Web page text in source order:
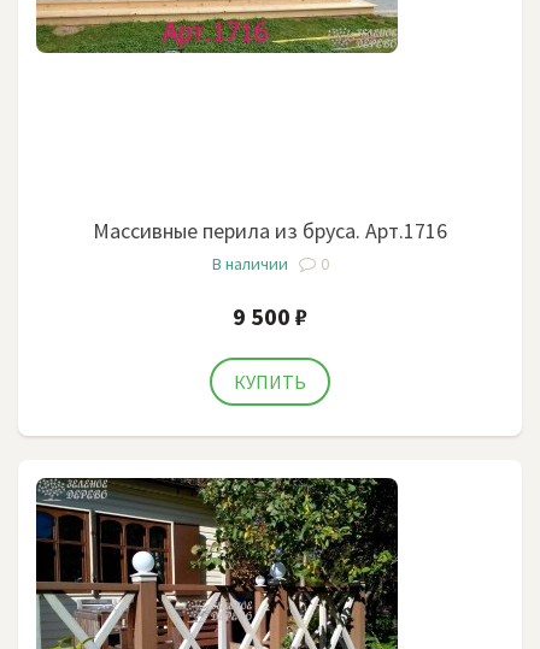
Массивные перила из бруса. Арт.1716
В наличии 0
9 500 ₽